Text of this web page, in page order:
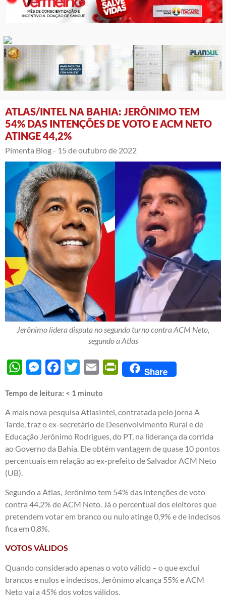
ATLAS/INTEL NA BAHIA: JERÔNIMO TEM
54% DAS INTENÇÕES DE VOTO E ACM NETO
ATINGE 44,2%
Pimenta Blog - 15 de outubro de 2022
Jerônimo lidera disputa no segundo turno contra ACM Neto,
segundo a Atlas
WhatsAppMessengerFacebook
Twitter Email PrintFriendly
Share
Tempo de leitura: < 1 minuto
A mais nova pesquisa AtlasIntel, contratada pelo jorna A
Tarde, traz o ex-secretário de Desenvolvimento Rural e de
Educação Jerônimo Rodrigues, do PT, na liderança da corrida
ao Governo da Bahia. Ele obtém vantagem de quase 10 pontos
percentuais em relação ao ex-prefeito de Salvador ACM Neto
(UB).
Segundo a Atlas, Jerônimo tem 54% das intenções de voto
contra 44,2% de ACM Neto. Já o percentual dos eleitores que
pretendem votar em branco ou nulo atinge 0,9% e de indecisos
fica em 0,8%.
VOTOS VÁLIDOS
Quando considerado apenas o voto válido – o que exclui
brancos e nulos e indecisos, Jerônimo alcança 55% e ACM
Neto vai a 45% dos votos válidos.